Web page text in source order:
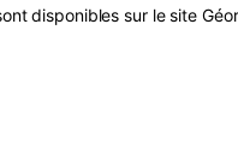
disponibles sur le site